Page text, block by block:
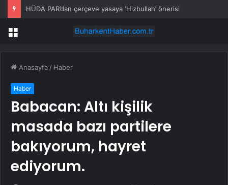
HÜDA PAR’dan çerçeve yasaya ‘Hizbullah’ önerisi
Menü
Anasayfa / Haber
Haber
Babacan: Altı kişilik
masada bazı partilere
bakıyorum, hayret
ediyorum.